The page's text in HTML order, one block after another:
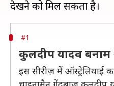
#1
कुलदीप यादव
इस सीरीज़ में ऑस्ट्रेलियाई